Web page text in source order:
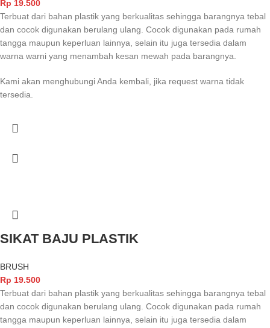
Rp 19.500
Terbuat dari bahan plastik yang berkualitas sehingga barangnya tebal
dan cocok digunakan berulang ulang. Cocok digunakan pada rumah
tangga maupun keperluan lainnya, selain itu juga tersedia dalam
warna warni yang menambah kesan mewah pada barangnya.
Kami akan menghubungi Anda kembali, jika request warna tidak
tersedia.
SIKAT BAJU PLASTIK
BRUSH
Rp 19.500
Terbuat dari bahan plastik yang berkualitas sehingga barangnya tebal
dan cocok digunakan berulang ulang. Cocok digunakan pada rumah
tangga maupun keperluan lainnya, selain itu juga tersedia dalam